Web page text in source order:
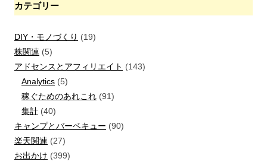
カテゴリー
DIY・モノづくり (19)
株関連 (5)
アドセンスとアフィリエイト (143)
Analytics (5)
稼ぐためのあれこれ (91)
集計 (40)
キャンプとバーベキュー (90)
楽天関連 (27)
お出かけ (399)